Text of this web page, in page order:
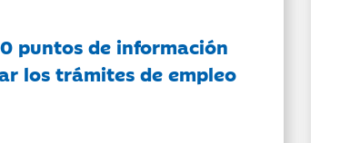
puntos de información
los trámites de empleo